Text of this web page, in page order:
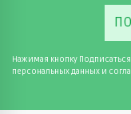
Ассортимент
В интернет
представлены
Нажимая кнопку
персональных данных и